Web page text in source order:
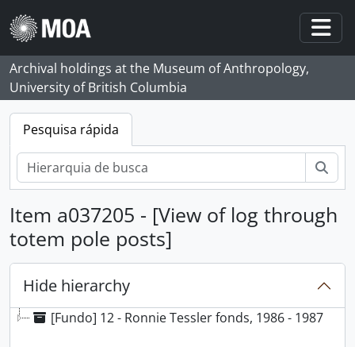
Skip to main content
Archival holdings at the Museum of Anthropology,
University of British Columbia
Pesquisa rápida
Item a037205 - [View of log through
totem pole posts]
Hide hierarchy
[Fundo] 12 - Ronnie Tessler fonds, 1986 - 1987